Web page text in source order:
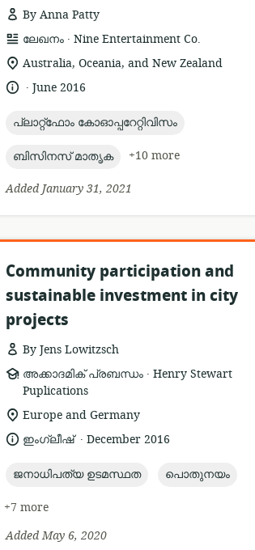
By Anna Patty
resource
format:
ലേഖനം .
publisher:
Nine Entertainment Co.
location
of
relevance:
Australia, Oceania, and New Zealand
language:
.
dateJune 2016
topic:
പ്ലാറ്റ്ഫോം കോഓപ്പറേറ്റിവിസം
topic:
ബിസിനസ് മാതൃക
+10 more
Added January 31, 2021
Community participation and
sustainable investment in city
projects
By Jens Lowitzsch
resource
format:
അക്കാദമിക് പ്രബന്ധം .
publisher:
Henry Stewart
Puplications
location
relevance:
Europe and Germany
language:
ഇംഗ്ലീഷ് .
dateDecember 2016
topic:
ജനാധിപത്യ ഉടമസ്ഥത topic:
പൊതുനയം
+7 more
Added May 6, 2020